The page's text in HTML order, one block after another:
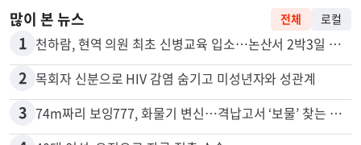
많이 본 뉴스
1
2 목회자 신분으로 HIV 감염 숨기고 미성년자와 성관계